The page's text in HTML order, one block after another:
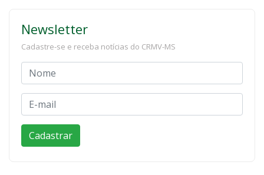
Newsletter
Cadastre-se e receba notícias do CRMV-MS